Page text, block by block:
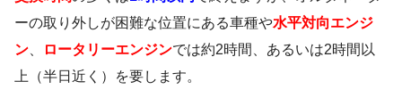
ーの取り外しが困難な位置にある車種や水平対向エンジ
ン、 ロータリーエンジンでは約2時間、あるいは2時間以
上（半日近く）を要します。